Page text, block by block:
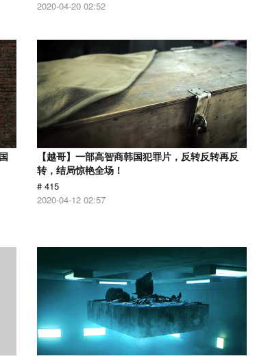
2020-04-20 02:52
【越哥】一部高智商韩国犯罪片，反转反转再反
转，结局惊艳全场！
# 415
2020-04-12 02:57